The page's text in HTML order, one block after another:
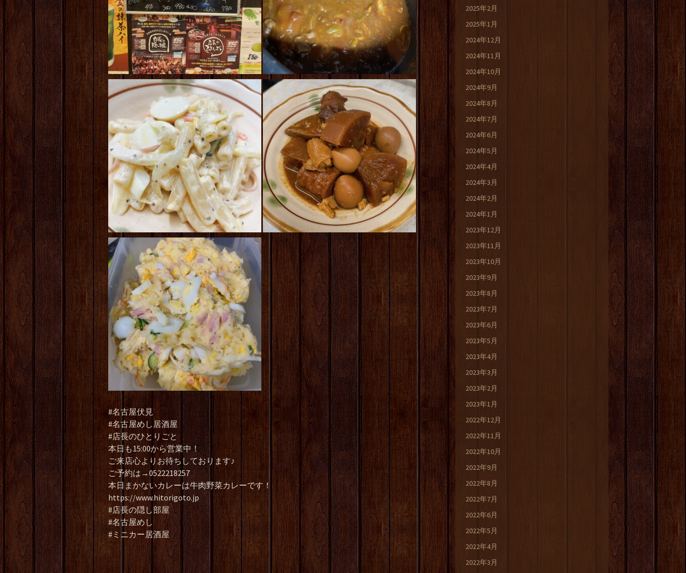
#名古屋伏見
#名古屋めし居酒屋
#店長のひとりごと
本日も15:00から営業中！
ご来店心よりお待ちしております♪
ご予約は→0522218257
本日まかないカレーは牛肉野菜カレーです！
https://www.hitorigoto.jp
#店長の隠し部屋
#名古屋めし
#ミニカー居酒屋
2025年2月
2025年1月
2024年12月
2024年11月
2024年10月
2024年9月
2024年8月
2024年7月
2024年6月
2024年5月
2024年4月
2024年3月
2024年2月
2024年1月
2023年12月
2023年11月
2023年10月
2023年9月
2023年8月
2023年7月
2023年6月
2023年5月
2023年4月
2023年3月
2023年2月
2023年1月
2022年12月
2022年11月
2022年10月
2022年9月
2022年8月
2022年7月
2022年6月
2022年5月
2022年4月
2022年3月